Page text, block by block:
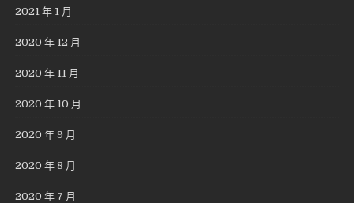
2021 年 1 月
2020 年 12 月
2020 年 11 月
2020 年 10 月
2020 年 9 月
2020 年 8 月
2020 年 7 月